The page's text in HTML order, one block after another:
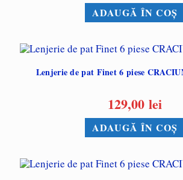
ADAUGĂ ÎN COȘ
Lenjerie de pat Finet 6 piese
129,00 lei
ADAUGĂ ÎN COȘ